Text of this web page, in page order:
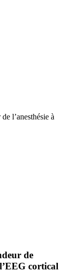
l’anesthésie à
de
cortical